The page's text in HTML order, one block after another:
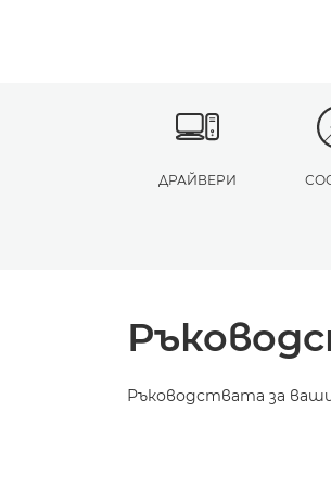
ДРАЙВЕРИ
Ръководствата за